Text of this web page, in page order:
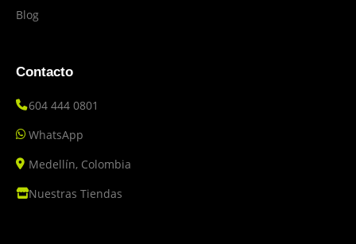
Blog
Contacto
604 444 0801
WhatsApp
Medellín, Colombia
Nuestras Tiendas